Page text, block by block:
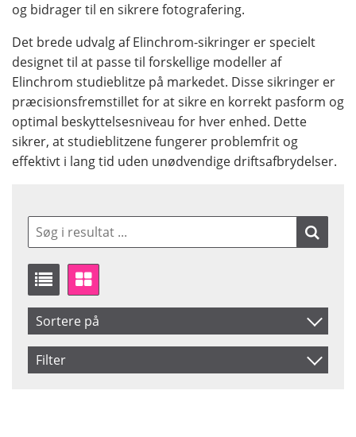
og bidrager til en sikrere fotografering.
Det brede udvalg af Elinchrom-sikringer er specielt
designet til at passe til forskellige modeller af
Elinchrom studieblitze på markedet. Disse sikringer er
præcisionsfremstillet for at sikre en korrekt pasform og
optimal beskyttelsesniveau for hver enhed. Dette
sikrer, at studieblitzene fungerer problemfrit og
effektivt i lang tid uden unødvendige driftsafbrydelser.
Sortere på
Produkt Kode
Filter